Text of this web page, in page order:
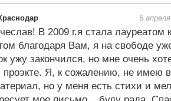
6
В 2009 г.я стала лауреатом
благодаря Вам, я на свободе
ужу закончился, но мне очень
Я, к сожалению, не имею
но у меня есть стихи и